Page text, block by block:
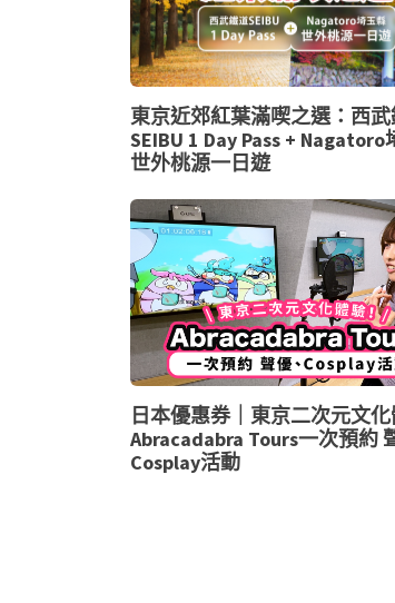
東京近郊紅葉滿喫之選：西
SEIBU 1 Day Pass + Nagatoro
世外桃源一日遊
日本優惠券｜東京二次元文化
Abracadabra Tours一次預約
Cosplay活動